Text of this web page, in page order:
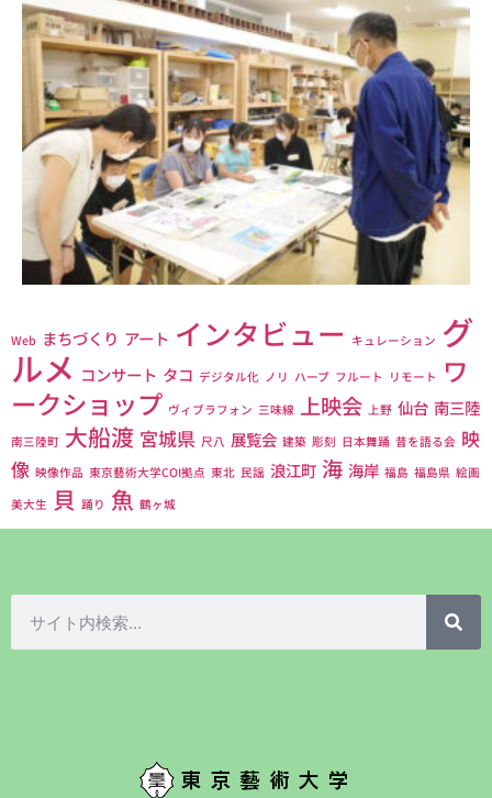
Web まちづくり アート インタビュー キュレーション グ
ルメ コンサート タコ デジタル化 ノリ ハープ フルート リモート
ワ
ークショップ ヴィブラフォン 三味線 上映会 上野 仙台 南三陸
南三陸町 大船渡 宮城県 尺八 展覧会 建築 彫刻 日本舞踊 昔を語る会 映
像 映像作品 東京藝術大学COI拠点 東北 民謡 浪江町 海 海岸 福島 福島県 絵画
美大生 貝 踊り 魚 鶴ヶ城